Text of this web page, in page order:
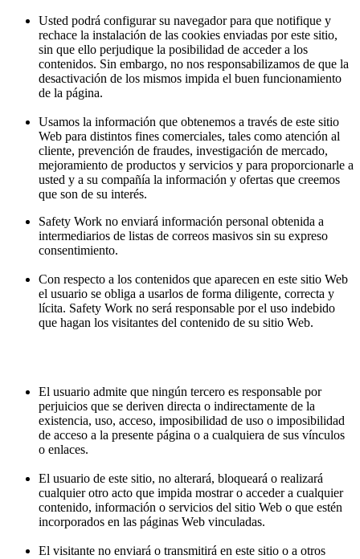
Usted podrá configurar su navegador para que notifique y
rechace la instalación de las cookies enviadas por este sitio,
sin que ello perjudique la posibilidad de acceder a los
contenidos. Sin embargo, no nos responsabilizamos de que la
desactivación de los mismos impida el buen funcionamiento
de la página.
Usamos la información que obtenemos a través de este sitio
Web para distintos fines comerciales, tales como atención al
cliente, prevención de fraudes, investigación de mercado,
mejoramiento de productos y servicios y para proporcionarle a
usted y a su compañía la información y ofertas que creemos
que son de su interés.
Safety Work no enviará información personal obtenida a
intermediarios de listas de correos masivos sin su expreso
consentimiento.
Con respecto a los contenidos que aparecen en este sitio Web
el usuario se obliga a usarlos de forma diligente, correcta y
lícita. Safety Work no será responsable por el uso indebido
que hagan los visitantes del contenido de su sitio Web.
El usuario admite que ningún tercero es responsable por
perjuicios que se deriven directa o indirectamente de la
existencia, uso, acceso, imposibilidad de uso o imposibilidad
de acceso a la presente página o a cualquiera de sus vínculos
o enlaces.
El usuario de este sitio, no alterará, bloqueará o realizará
cualquier otro acto que impida mostrar o acceder a cualquier
contenido, información o servicios del sitio Web o que estén
incorporados en las páginas Web vinculadas.
El visitante no enviará o transmitirá en este sitio o a otros